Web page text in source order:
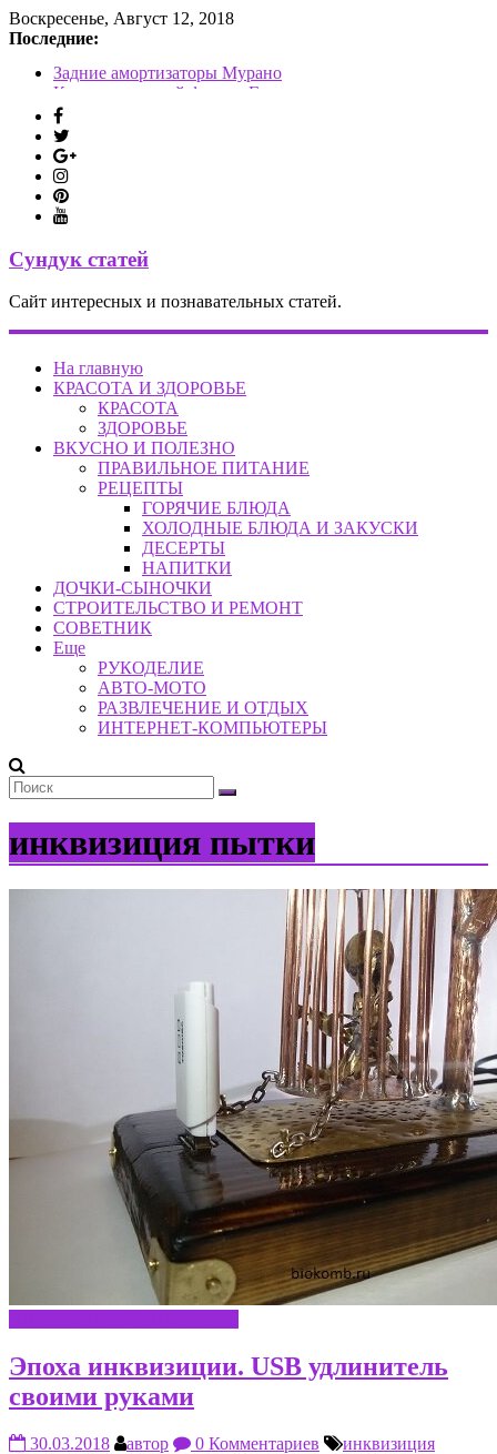
Воскресенье, Август 12, 2018
Последние:
Задние амортизаторы Мурано
Датчик положения руля Вольво, как снять руль
Вентилятор печки Кадди
Одежда в стиле стимпанк
Сундук статей
Сайт интересных и познавательных статей.
На главную
КРАСОТА И ЗДОРОВЬЕ
КРАСОТА
ЗДОРОВЬЕ
ВКУСНО И ПОЛЕЗНО
ПРАВИЛЬНОЕ ПИТАНИЕ
РЕЦЕПТЫ
ГОРЯЧИЕ БЛЮДА
ХОЛОДНЫЕ БЛЮДА И ЗАКУСКИ
ДЕСЕРТЫ
НАПИТКИ
ДОЧКИ-СЫНОЧКИ
СТРОИТЕЛЬСТВО И РЕМОНТ
СОВЕТНИК
Еще
РУКОДЕЛИЕ
АВТО-МОТО
РАЗВЛЕЧЕНИЕ И ОТДЫХ
ИНТЕРНЕТ-КОМПЬЮТЕРЫ
инквизиция пытки
Эпоха инквизиции. USB удлинитель
своими руками
30.03.2018 автор 0 Комментариев
инквизиция